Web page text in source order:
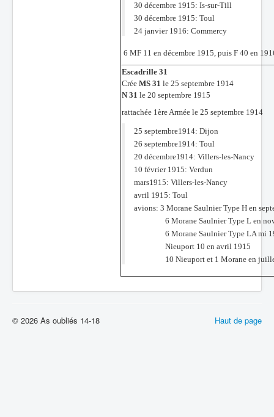
30 décembre 1915: Is-sur-Till
30 décembre 1915: Toul
24 janvier 1916: Commercy
6 MF 11 en décembre 1915, puis F 40 en
Escadrille 31
Crée MS 31 le 25 septembre 1914
N 31 le 20 septembre 1915
rattachée 1ère Armée le 25 septembre 1914
25 septembre1914: Dijon
26 septembre1914: Toul
20 décembre1914: Villers-les-Nancy
10 février 1915: Verdun
mars1915: Villers-les-Nancy
avril 1915: Toul
avions: 3 Morane Saulnier Type H en
6 Morane Saulnier Type L en
6 Morane Saulnier Type LA mi
Nieuport 10 en avril 1915
10 Nieuport et 1 Morane en
Haut de page
© 2026 As oubliés 14-18